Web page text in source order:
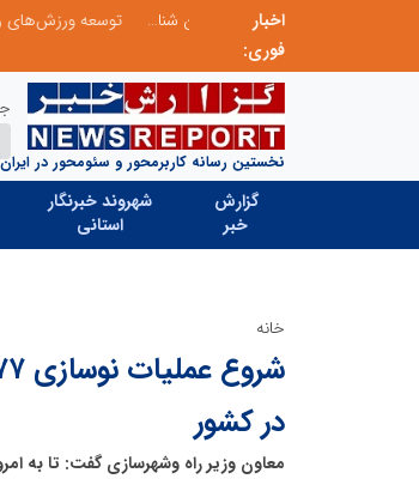
اخبار
فوری:
نخستین رسانه کاربرمحور و سئومحور در ایران
گزارش
خبر
شهروند خبرنگار
استانی
خانه
در کشور